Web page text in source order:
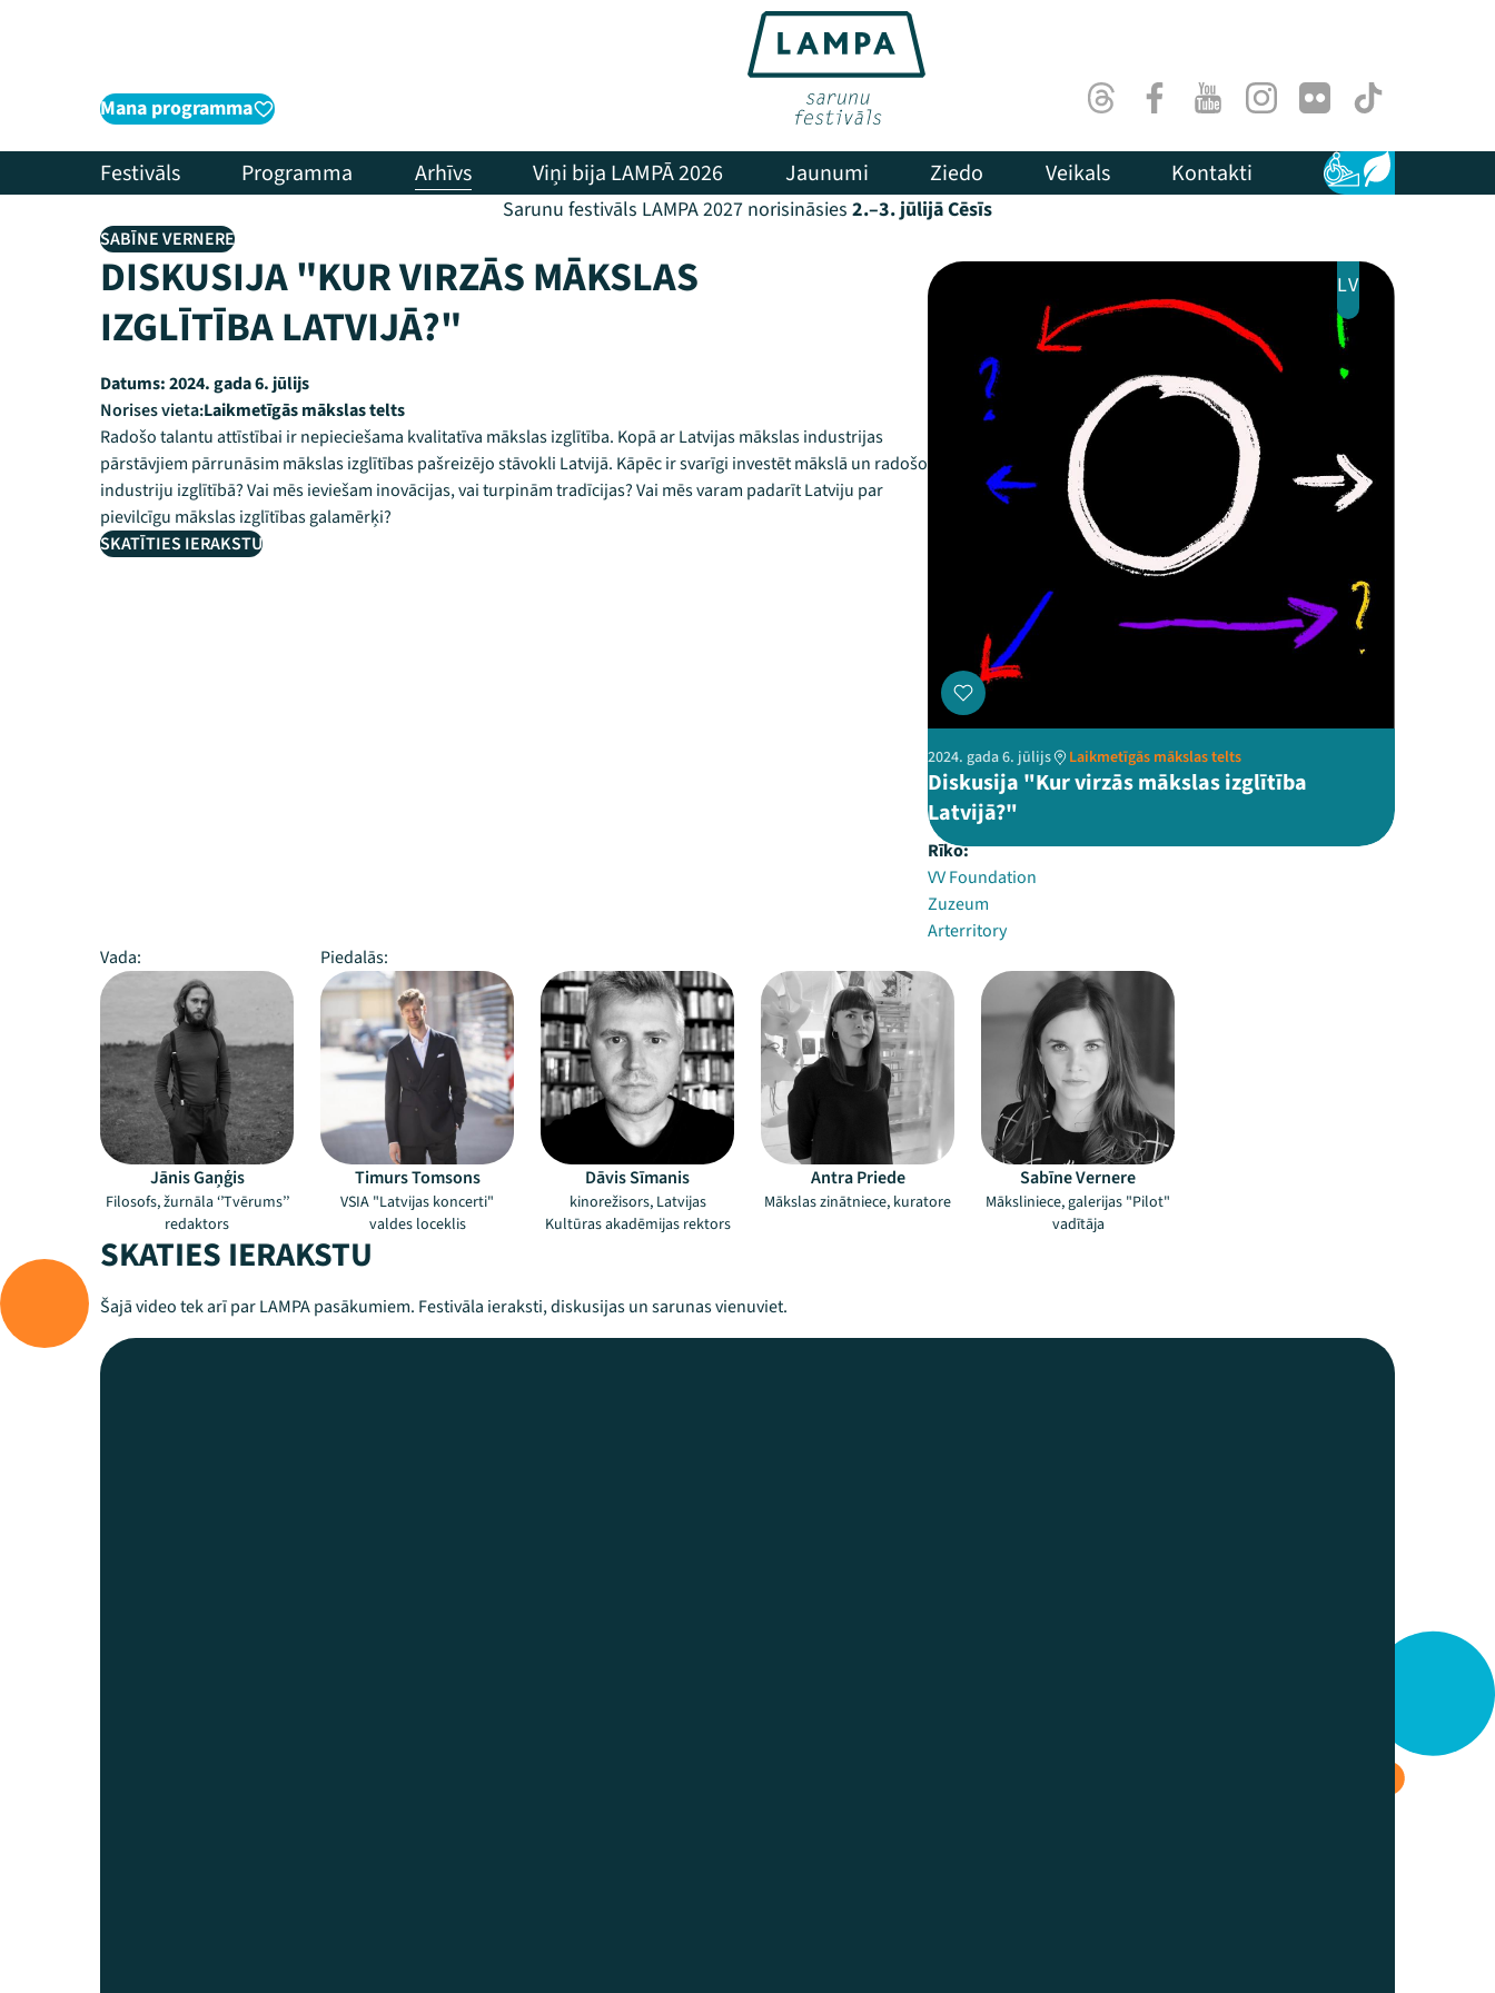
Mana programma ThreadsFacebookYoutubeInstagram
Flick TikTok
Festivāls Programma Arhīvs Viņi bija LAMPĀ 2026 Jaunumi Ziedo Veikals Kontakti Pieejamība
Ilgtspēja
Sarunu festivāls LAMPA 2027 norisināsies 2.–3. jūlijā Cēsīs
SABĪNE VERNERE
DISKUSIJA "KUR VIRZĀS MĀKSLAS
IZGLĪTĪBA LATVIJĀ?"
Datums:2024. gada 6. jūlijs
Norises vieta:Laikmetīgās mākslas telts
Radošo talantu attīstībai ir nepieciešama kvalitatīva mākslas izglītība. Kopā ar Latvijas mākslas industrijas
pārstāvjiem pārrunāsim mākslas izglītības pašreizējo stāvokli Latvijā. Kāpēc ir svarīgi investēt mākslā un radošo
industriju izglītībā? Vai mēs ieviešam inovācijas, vai turpinām tradīcijas? Vai mēs varam padarīt Latviju par
pievilcīgu mākslas izglītības galamērķi?
SKATĪTIES IERAKSTU
LV
2024. gada 6. jūlijs Laikmetīgās mākslas telts
Diskusija "Kur virzās mākslas izglītība
Latvijā?"
Rīko:
VV Foundation
Zuzeum
Arterritory
Vada:
Piedalās:
Jānis Gaņģis
Filosofs, žurnāla ‘’Tvērums’’
redaktors
Timurs Tomsons
VSIA "Latvijas koncerti"
valdes loceklis
Dāvis Sīmanis
kinorežisors, Latvijas
Kultūras akadēmijas rektors
Antra Priede
Mākslas zinātniece, kuratore
Sabīne Vernere
Māksliniece, galerijas "Pilot"
vadītāja
SKATIES IERAKSTU
Šajā video tek arī par LAMPA pasākumiem. Festivāla ieraksti, diskusijas un sarunas vienuviet.